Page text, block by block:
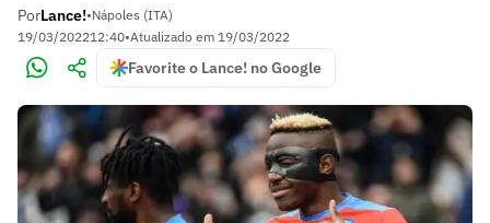
PorLance!•Nápoles (ITA)
19/03/202212:40•Atualizado em 19/03/2022
Favorite o Lance! no Google